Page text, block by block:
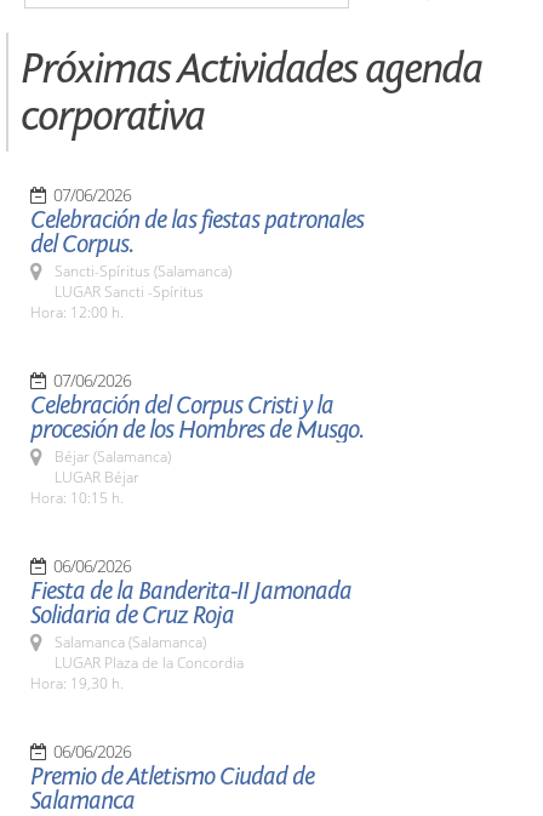
Próximas Actividades agenda
corporativa
07/06/2026
Celebración de las fiestas patronales
del Corpus.
Sancti-Spíritus (Salamanca)
LUGAR Sancti -Spíritus
Hora: 12:00 h.
07/06/2026
Celebración del Corpus Cristi y la
procesión de los Hombres de Musgo.
Béjar (Salamanca)
LUGAR Béjar
Hora: 10:15 h.
06/06/2026
Fiesta de la Banderita-II Jamonada
Solidaria de Cruz Roja
Salamanca (Salamanca)
LUGAR Plaza de la Concordia
Hora: 19,30 h.
06/06/2026
Premio de Atletismo Ciudad de
Salamanca